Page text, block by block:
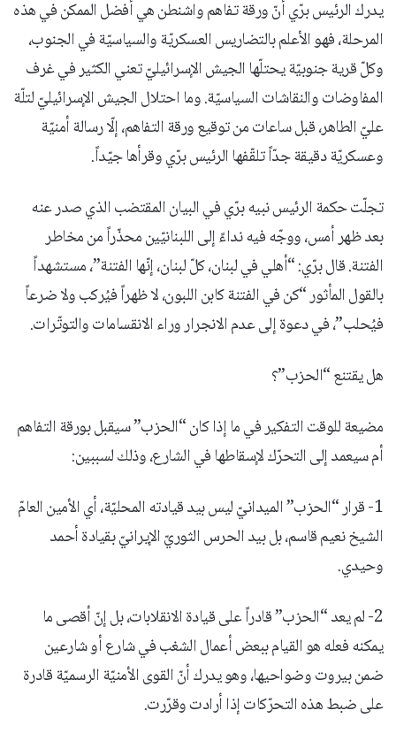
يدرك الرئيس برّي أنّ ورقة تفاهم واشنطن هي أفضل الممكن في هذه
المرحلة، فهو الأعلم بالتضاريس العسكريّة والسياسيّة في الجنوب،
وكلّ قرية جنوبيّة يحتلّها الجيش الإسرائيليّ تعني الكثير في غرف
المفاوضات والنقاشات السياسيّة. وما احتلال الجيش الإسرائيليّ لتلّة
عليّ الطاهر، قبل ساعات من توقيع ورقة التفاهم، إلّا رسالة أمنيّة
وعسكريّة دقيقة جدّاً تلقّفها الرئيس برّي وقرأها جيّداً.
تجلّت حكمة الرئيس نبيه برّي في البيان المقتضب الذي صدر عنه
بعد ظهر أمس، ووجّه فيه نداءً إلى اللبنانيّين محذّراً من مخاطر
الفتنة. قال برّي: “أهلي في لبنان، كلّ لبنان، إنّها الفتنة”، مستشهداً
بالقول المأثور “كن في الفتنة كابن اللبون، لا ظهراً فيُركب ولا ضرعاً
فيُحلب”، في دعوة إلى عدم الانجرار وراء الانقسامات والتوتّرات.
هل يقتنع “الحزب”؟
مضيعة للوقت التفكير في ما إذا كان “الحزب” سيقبل بورقة التفاهم
أم سيعمد إلى التحرّك لإسقاطها في الشارع، وذلك لسببين:
1- قرار “الحزب” الميدانيّ ليس بيد قيادته المحليّة، أي الأمين العامّ
الشيخ نعيم قاسم، بل بيد الحرس الثوريّ الإيرانيّ بقيادة أحمد
وحيدي.
2- لم يعد “الحزب” قادراً على قيادة الانقلابات، بل إنّ أقصى ما
يمكنه فعله هو القيام ببعض أعمال الشغب في شارع أو شارعين
ضمن بيروت وضواحيها، وهو يدرك أنّ القوى الأمنيّة الرسميّة قادرة
على ضبط هذه التحرّكات إذا أرادت وقرّرت.